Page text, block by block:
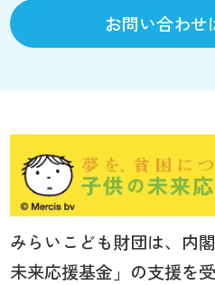
お問い合わせ
みらいこども財団は、内
未来応援基金」の支援を